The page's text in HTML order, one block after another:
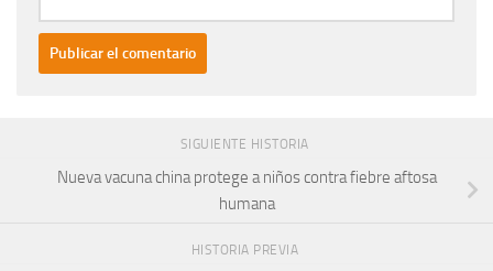
SIGUIENTE HISTORIA
Nueva vacuna china protege a niños contra fiebre aftosa
humana
HISTORIA PREVIA